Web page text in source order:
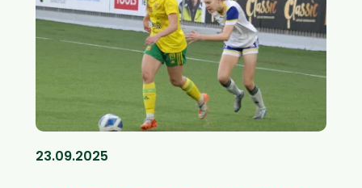
23.09.2025